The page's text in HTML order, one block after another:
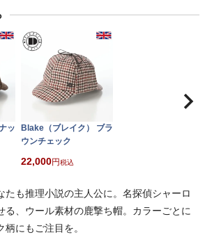
ッ
Blake（ブレイク） ブラ
ウンチェック
22,000 税込
たも推理小説の主人公に。名探偵シャーロ
る、ウール素材の鹿撃ち帽。カラーごとに
にもご注目を。